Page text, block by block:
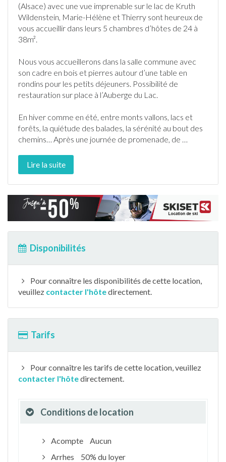
(Alsace) avec une vue imprenable sur le lac de Kruth
Wildenstein, Marie-Hélène et Thierry sont heureux de
vous accueillir dans leurs 5 chambres d’hôtes de 24 à
38m².
Nous vous accueillerons dans la salle commune avec
son cadre en bois et pierres autour d’une table en
rondins pour les petits déjeuners. Possibilité de
restauration sur place à l’Auberge du Lac.
En hiver comme en été, entre monts vallons, lacs et
forêts, la quiétude des balades, la sérénité au bout des
chemins… Après une journée de promenade, de …
Lire la suite
Disponibilités
Pour connaître les disponibilités de cette location,
veuillez contacter l'hôtedirectement.
Tarifs
Pour connaître les tarifs de cette location, veuillez
contacter l'hôtedirectement.
Conditions de location
Acompte
Aucun
Arrhes
50% du loyer